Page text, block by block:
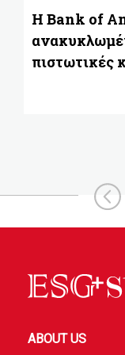
Η Bank of
πιστωτικές
ABOUT US